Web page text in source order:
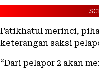
Fatikhatul merinci,
keterangan saksi
“Dari pelapor 2 akan